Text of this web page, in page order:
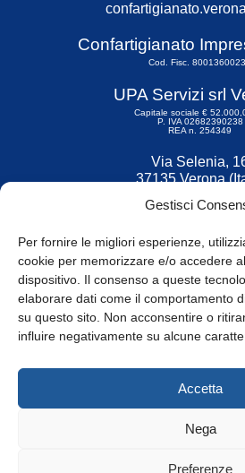
Gestisci
Per fornire le migliori esperienze,
cookie per memorizzare e/o accedere
dispositivo. Il consenso a queste
elaborare dati come il comportamento
su questo sito. Non acconsentire o
influire negativamente su alcune
Accetta
Nega
Preferenze
Confartigianato
Cod. Fisc.
UPA Servizi srl
Capitale sociale €
P. IVA 02682390238
REA n. 254349
Via Selenia,
37135 Verona
Fax 045
© Tutti i diritti